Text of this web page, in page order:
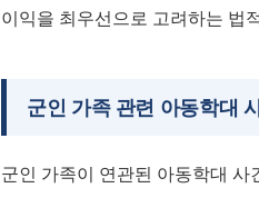
이익을 최우선으로 고려하는 법
군인 가족 관련 아동학대
군인 가족이 연관된 아동학대